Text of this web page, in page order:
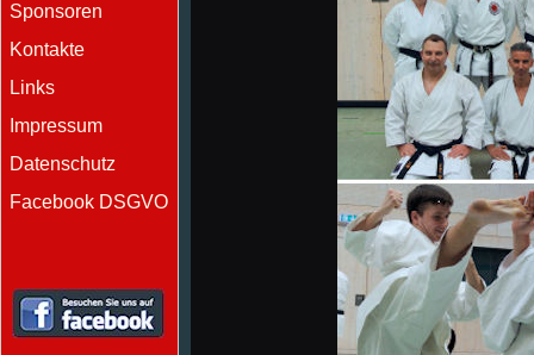
Sponsoren
Kontakte
Links
Impressum
Datenschutz
Facebook DSGVO